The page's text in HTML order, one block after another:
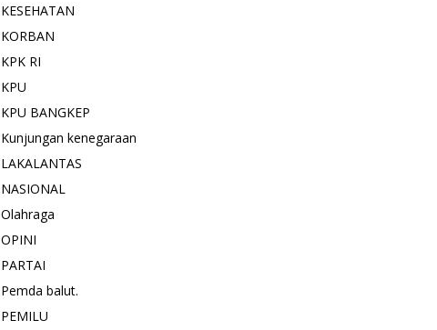
KESEHATAN
KORBAN
KPK RI
KPU
KPU BANGKEP
Kunjungan kenegaraan
LAKALANTAS
NASIONAL
Olahraga
OPINI
PARTAI
Pemda balut.
PEMILU